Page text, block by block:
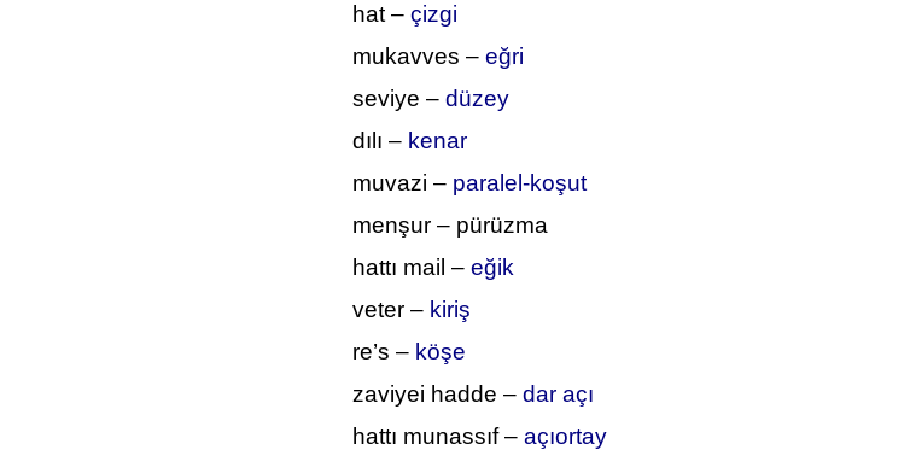
hat – çizgi
mukavves – eğri
seviye – düzey
dılı – kenar
muvazi – paralel-koşut
menşur – pürüzma
hattı mail – eğik
veter – kiriş
re’s – köşe
zaviyei hadde – dar açı
hattı munassıf – açıortay